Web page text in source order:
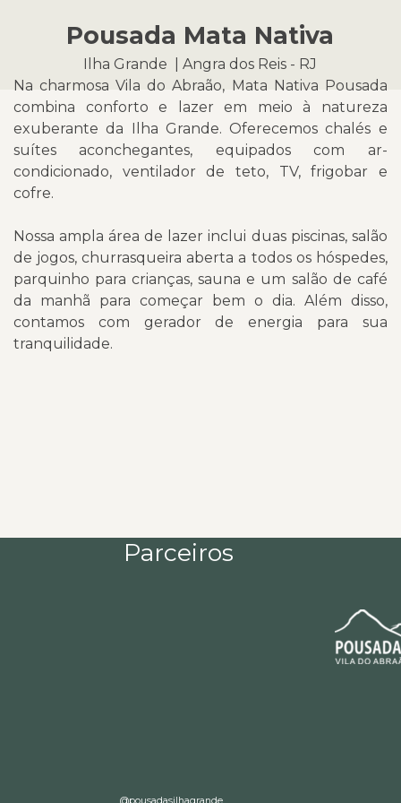
Pousada Mata Nativa
Ilha Grande | Angra dos Reis - RJ
Na charmosa Vila do Abraão, Mata Nativa Pousada
combina conforto e lazer em meio à natureza
exuberante da Ilha Grande. Oferecemos chalés e
suítes aconchegantes, equipados com ar-
condicionado, ventilador de teto, TV, frigobar e
cofre.
Nossa ampla área de lazer inclui duas piscinas, salão
de jogos, churrasqueira aberta a todos os hóspedes,
parquinho para crianças, sauna e um salão de café
da manhã para começar bem o dia. Além disso,
contamos com gerador de energia para sua
tranquilidade.
Parceiros